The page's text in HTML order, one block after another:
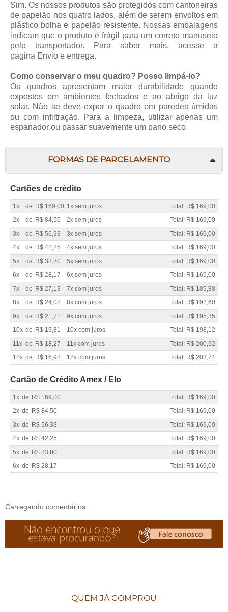
Sim. Os nossos produtos são protegidos com cantoneiras
de papelão nos quatro lados, além de serem envoltos em
plástico bolha e papelão resistente. Nossas embalagens
indicam que o produto é frágil para um correto manuseio
pelo transportador. Para saber mais, acesse a
página Envio e entrega.
Como conservar o meu quadro? Posso limpá-lo?
Os quadros apresentam maior durabilidade quando
expostos em ambientes fechados e ao abrigo da luz
solar. Não se deve expor o quadro em paredes úmidas
ou com infiltração. Para a limpeza, utilizar apenas um
espanador ou passar suavemente um pano seco.
FORMAS DE PARCELAMENTO
Cartões de crédito
1x de R$ 169,00 1x sem juros
Total: R$ 169,00
2x
de R$ 84,50 2x sem juros
Total: R$ 169,00
3x
de R$ 56,33 3x sem juros
Total: R$ 169,00
4x
de R$ 42,25 4x sem juros
Total: R$ 169,00
5x
de R$ 33,80 5x sem juros
Total: R$ 169,00
6x
de R$ 28,17 6x sem juros
Total: R$ 169,00
7x
de R$ 27,13 7x com juros
Total: R$ 189,88
8x
de R$ 24,08 8x com juros
Total: R$ 192,60
9x
de R$ 21,71 9x com juros
Total: R$ 195,35
10x de R$ 19,81 10x com juros
Total: R$ 198,12
11x de R$ 18,27 11x com juros
Total: R$ 200,92
12x de R$ 16,98 12x com juros Total: R$ 203,74
Cartão de Crédito Amex / Elo
1x de R$ 169,00
Total: R$ 169,00
2x de R$ 84,50
Total: R$ 169,00
3x de R$ 56,33
Total: R$ 169,00
4x de R$ 42,25
Total: R$ 169,00
5x de R$ 33,80
Total: R$ 169,00
6x de R$ 28,17 Total: R$ 169,00
Carregando comentários ...
QUEM JÁ COMPROU